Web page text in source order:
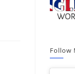
Follow